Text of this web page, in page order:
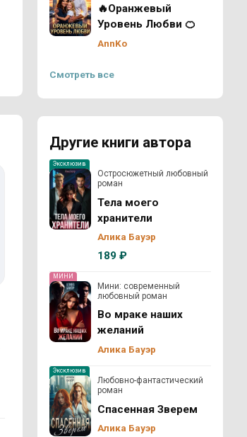
🔥Оранжевый
Уровень Любви 🍊
AnnKo
Смотреть все
Другие книги автора
Эксклюзив
Остросюжетный любовный
роман
Тела моего
хранители
Алика Бауэр
189 ₽
МИНИ
Мини: современный
любовный роман
Во мраке наших
желаний
Алика Бауэр
Эксклюзив
Любовно-фантастический
роман
Спасенная Зверем
Алика Бауэр